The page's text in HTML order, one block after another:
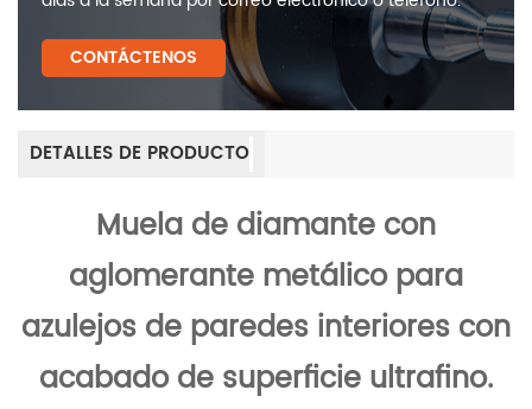
CONTÁCTENOS
DETALLES DE PRODUCTO
Muela de diamante con
aglomerante metálico para
azulejos de paredes interiores con
acabado de superficie ultrafino.